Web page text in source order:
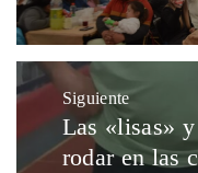
Siguiente
Las «lisas»
rodar en las